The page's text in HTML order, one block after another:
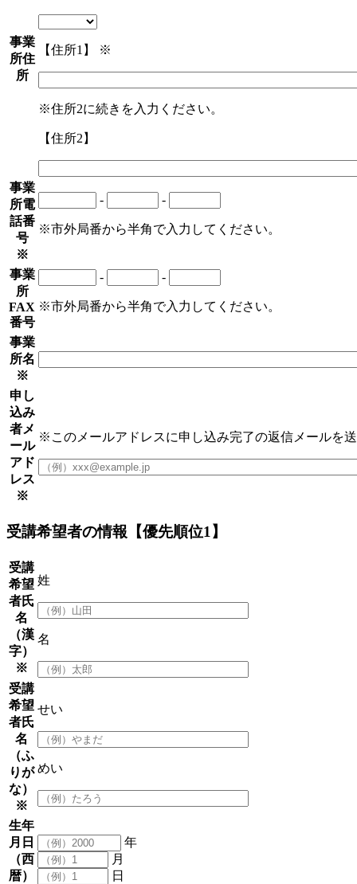
事業
所住
所
【住所1】 ※
※住所2に続きを入力ください。
【住所2】
事業
所電
話番
号
※
- -
※市外局番から半角で入力してください。
事業
所
FAX
番号
- -
※市外局番から半角で入力してください。
事業
所名
※
申し
込み
者メ
ール
アド
レス
※
※このメールアドレスに申し込み完了の返信メールを
受講希望者の情報【優先順位1】
受講
希望
者氏
名
（漢
字）
※
姓
名
受講
希望
者氏
名
（ふ
りが
な）
※
せい
めい
生年
月日
（西
暦）
年
月
日